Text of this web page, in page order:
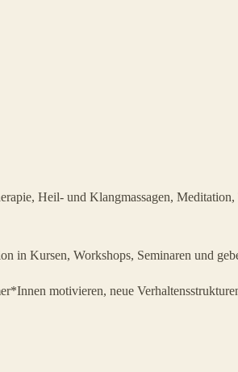
Heil- und Klangmassagen,
Kursen, Workshops, Seminaren und
motivieren, neue